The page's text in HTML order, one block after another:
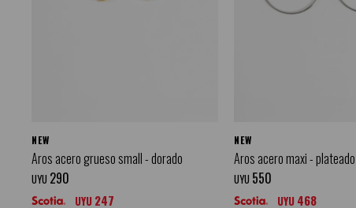
NEW
Aros acero grueso small - dorado
UYU 290
UYU 247
NEW
Aros acero maxi - plateado
UYU 550
UYU 468